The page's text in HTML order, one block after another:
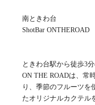
南ときわ台
ShotBar ONTHEROAD
ときわ台駅から徒歩3
ON THE ROADは、常
り、季節のフルーツを
たオリジナルカクテル